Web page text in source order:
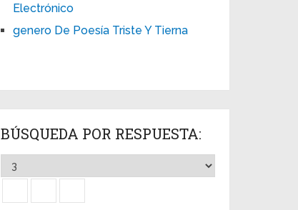
Electrónico
genero De Poesía Triste Y Tierna
BÚSQUEDA POR RESPUESTA: